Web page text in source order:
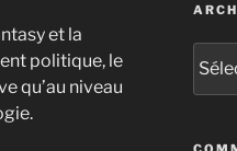
et la
politique, le
qu’au niveau